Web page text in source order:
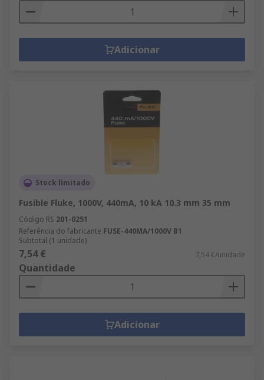
Adicionar
Stock limitado
Fusible Fluke, 1000V, 440mA, 10 kA 10.3 mm 35 mm
Código RS 201-0251
Referência do fabricante FUSE-440MA/1000V B1
Subtotal (1 unidade)
7,54 € 7,54 €/unidade
Quantidade
Adicionar